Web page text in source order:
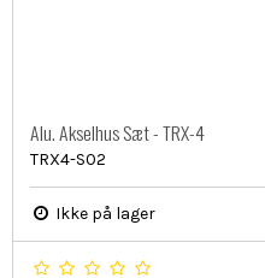
Alu. Akselhus Sæt - TRX-4
TRX4-S02
Ikke på lager